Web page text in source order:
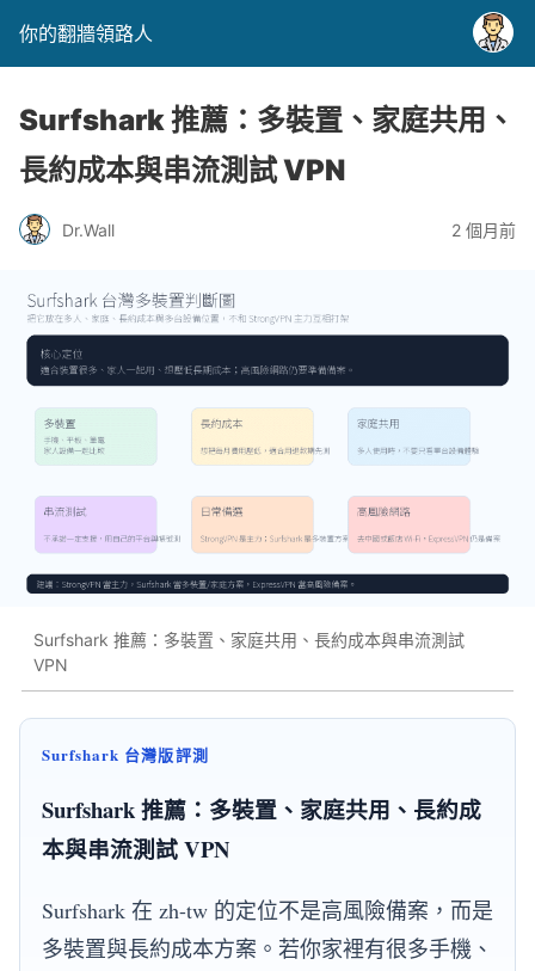
你的翻牆領路人
Surfshark 推薦：多裝置、家庭共用、
長約成本與串流測試 VPN
Dr.Wall 2 個月前
Surfshark 推薦：多裝置、家庭共用、長約成本與串流測試
VPN
Surfshark 台灣版評測
Surfshark 推薦：多裝置、家庭共用、長約成
本與串流測試 VPN
Surfshark 在 zh-tw 的定位不是高風險備案，而是
多裝置與長約成本方案。若你家裡有很多手機、